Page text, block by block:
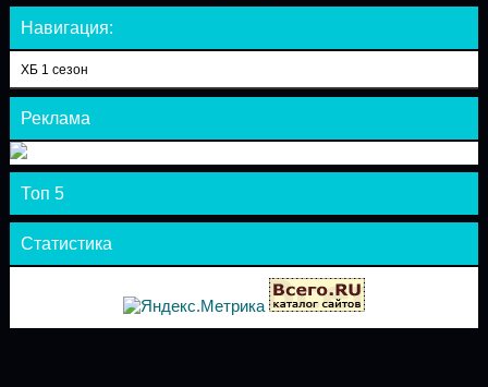
Навигация:
ХБ 1 сезон
Реклама
Топ 5
Статистика